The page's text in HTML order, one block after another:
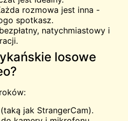
rozmowa jest inna -
spotkasz.
natychmiastowy i
losowe
jak StrangerCam).